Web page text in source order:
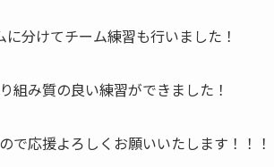
分けてチーム練習も行いました！
組み質の良い練習ができました！
で応援よろしくお願いいたします！！！